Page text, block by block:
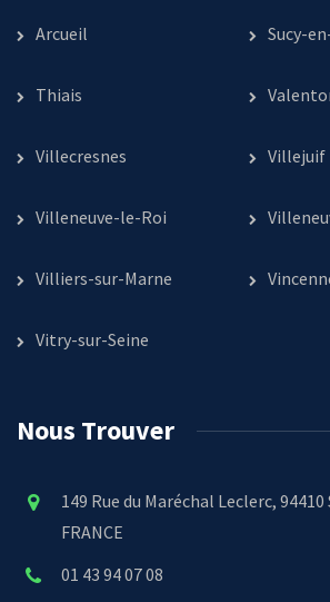
Arcueil Sucy-
Thiais
Villecresnes Villejuif
Villeneuve-le-Roi
Villiers-sur-Marne
Vitry-sur-Seine
Nous Trouver
149 Rue du Maréchal Leclerc,
FRANCE
01 43 94 07 08